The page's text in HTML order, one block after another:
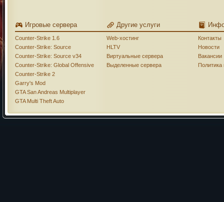
Игровые сервера
Counter-Strike 1.6
Counter-Strike: Source
Counter-Strike: Source v34
Counter-Strike: Global Offensive
Counter-Strike 2
Garry's Mod
GTA San Andreas Multiplayer
GTA Multi Theft Auto
Другие услуги
Web-хостинг
HLTV
Виртуальные сервера
Выделенные сервера
Контакты
Новости
Вакансии
Политика